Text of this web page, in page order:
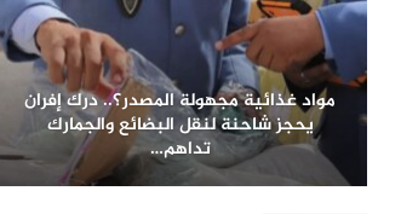
مواد غذائية مجهولة المصدر؟.. درك إفران
يحجز شاحنة لنقل البضائع والجمارك
تداهم…